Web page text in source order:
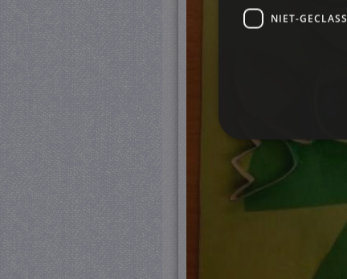
NIET-
Strikt noodzakelijke
website kan niet goed
CookieScriptConsent